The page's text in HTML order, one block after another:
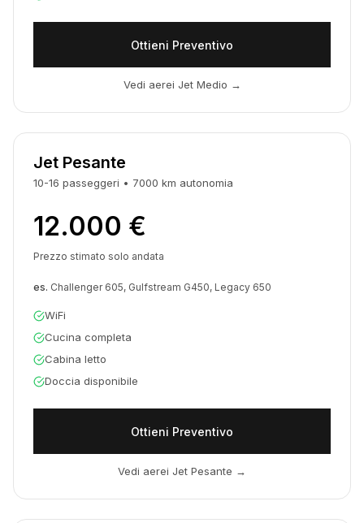
Ottieni Preventivo
Vedi aerei Jet Medio →
Jet Pesante
10-16 passeggeri • 7000 km autonomia
12.000 €
Prezzo stimato solo andata
es. Challenger 605, Gulfstream G450, Legacy 650
WiFi
Cucina completa
Cabina letto
Doccia disponibile
Ottieni Preventivo
Vedi aerei Jet Pesante →